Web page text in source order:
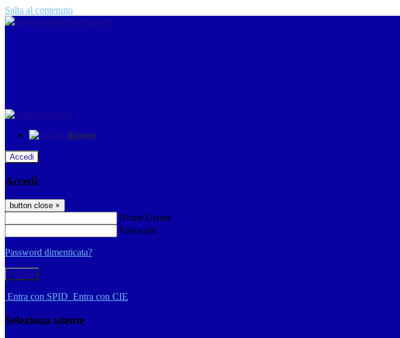
Salta al contenuto
Italiano
Italiano
Accedi
Accedi
button close ×
Nome Utente
Password
Password dimenticata?
-
Entra con SPID Entra con CIE
Seleziona utente